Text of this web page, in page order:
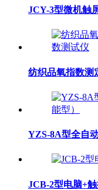
JCY-3型微机触
纺织品氧指数测
YZS-8A型全自
JCB-2型电脑+